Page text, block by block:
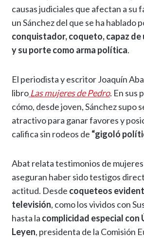
p
p
m o
k
er
causas judiciales que afectan a su
un Sánchez del que se ha hablado
conquistador, coqueto, capaz
y su porte como arma política.
El periodista y escritor Joaquín
libro Las mujeres de Pedro. En sus
cómo, desde joven, Sánchez supo
atractivo para ganar favores y
califica sin rodeos de “gigoló
Abat relata testimonios de mujeres
aseguran haber sido testigos
actitud. Desde coqueteos
televisión, como los vividos con
hasta la complicidad especial con
Leyen, presidenta de la Comisión